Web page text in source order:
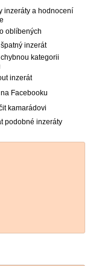
inzeráty a hodnocení
oblíbených
inzerát
kategorii
inzerát
Facebooku
kamarádovi
podobné inzeráty